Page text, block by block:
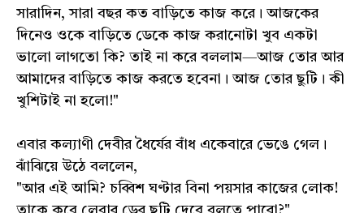
সারাদিন, সারা বছর কত বাড়িতে কাজ করে। আজকের
দিনেও ওকে বাড়িতে ডেকে কাজ করানোটা খুব একটা
ভালো লাগতো কি? তাই না করে বললাম—আজ তোর আর
আমাদের বাড়িতে কাজ করতে হবেনা। আজ তোর ছুটি। কী
খুশিটাই না হলো!"
এবার কল্যাণী দেবীর ধৈর্যের বাঁধ একেবারে ভেঙে গেল।
ঝাঁঝিয়ে উঠে বললেন,
"আর এই আমি? চব্বিশ ঘণ্টার বিনা পয়সার কাজের লোক!